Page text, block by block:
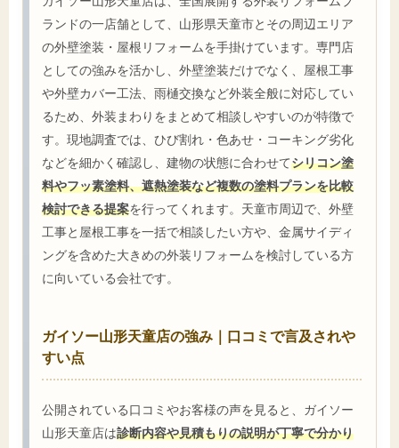
ランドの一店舗として、山形県天童市とその周辺エリア
の外壁塗装・屋根リフォームを手掛けています。専門店
としての強みを活かし、外壁塗装だけでなく、屋根工事
や外壁カバー工法、雨樋交換など外装全般に対応してい
るため、外装まわりをまとめて相談しやすいのが特徴で
す。現地調査では、ひび割れ・色あせ・コーキング劣化
などを細かく確認し、建物の状態に合わせてシリコン塗
料やフッ素塗料、遮熱塗装など複数の塗料プランを比較
検討できる提案を行ってくれます。天童市周辺で、外壁
工事と屋根工事を一括で相談したい方や、金属サイディ
ングを含めた大きめの外装リフォームを検討している方
に向いている会社です。
ガイソー山形天童店の強み｜口コミで言及されや
すい点
公開されている口コミやお客様の声を見ると、ガイソー
山形天童店は診断内容や見積もりの説明が丁寧で分かり